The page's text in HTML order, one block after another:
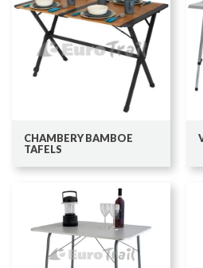
CHAMBERY BAMBOE
TAFELS